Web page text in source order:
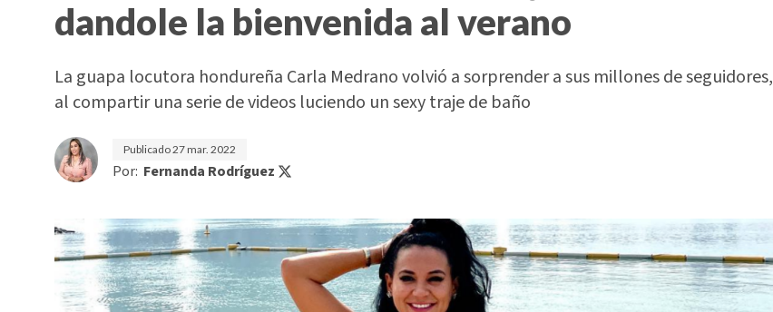
dandole la bienvenida al verano
La guapa locutora hondureña Carla Medrano volvió a sorprender a sus millones de seguidores,
al compartir una serie de videos luciendo un sexy traje de baño
Publicado27 mar. 2022
Por: Fernanda Rodríguez